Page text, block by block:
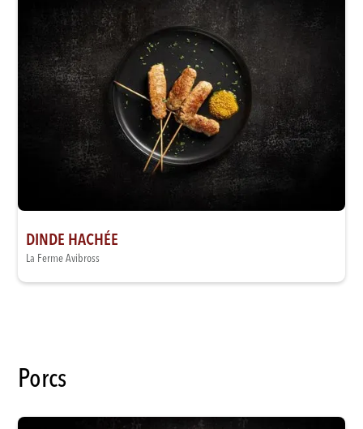
DINDE HACHÉE
La Ferme Avibross
Porcs